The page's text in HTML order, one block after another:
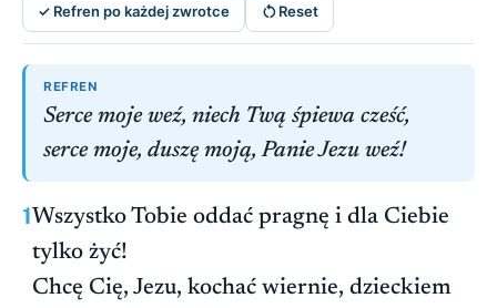
✓ Refren po każdej zwrotce Reset
REFREN
Serce moje weź, niech Twą śpiewa cześć,
serce moje, duszę moją, Panie Jezu weź!
1Wszystko Tobie oddać pragnę i dla Ciebie
tylko żyć!
Chcę Cię, Jezu, kochać wiernie, dzieckiem